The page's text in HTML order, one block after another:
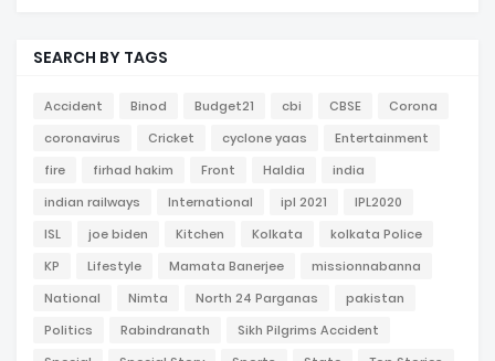
SEARCH BY TAGS
Accident Binod Budget21 cbi CBSE
Corona
coronavirus
Cricket cyclone yaas
Entertainment
fire
firhad hakim Front Haldia
india
indian railways
International ipl 2021
IPL2020
ISL
joe biden Kitchen Kolkata
kolkata Police
KP
Lifestyle Mamata Banerjee
missionnabanna
National
Nimta North 24 Parganas
pakistan
Politics
Rabindranath
Sikh Pilgrims Accident